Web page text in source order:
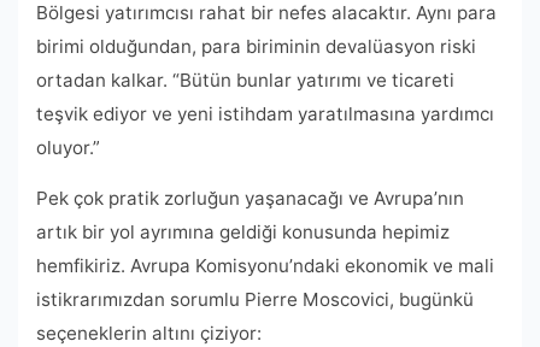
Bölgesi yatırımcısı rahat bir nefes alacaktır. Aynı para
birimi olduğundan, para biriminin devalüasyon riski
ortadan kalkar. “Bütün bunlar yatırımı ve ticareti
teşvik ediyor ve yeni istihdam yaratılmasına yardımcı
oluyor.”
Pek çok pratik zorluğun yaşanacağı ve Avrupa’nın
artık bir yol ayrımına geldiği konusunda hepimiz
hemfikiriz. Avrupa Komisyonu’ndaki ekonomik ve mali
istikrarımızdan sorumlu Pierre Moscovici, bugünkü
seçeneklerin altını çiziyor: